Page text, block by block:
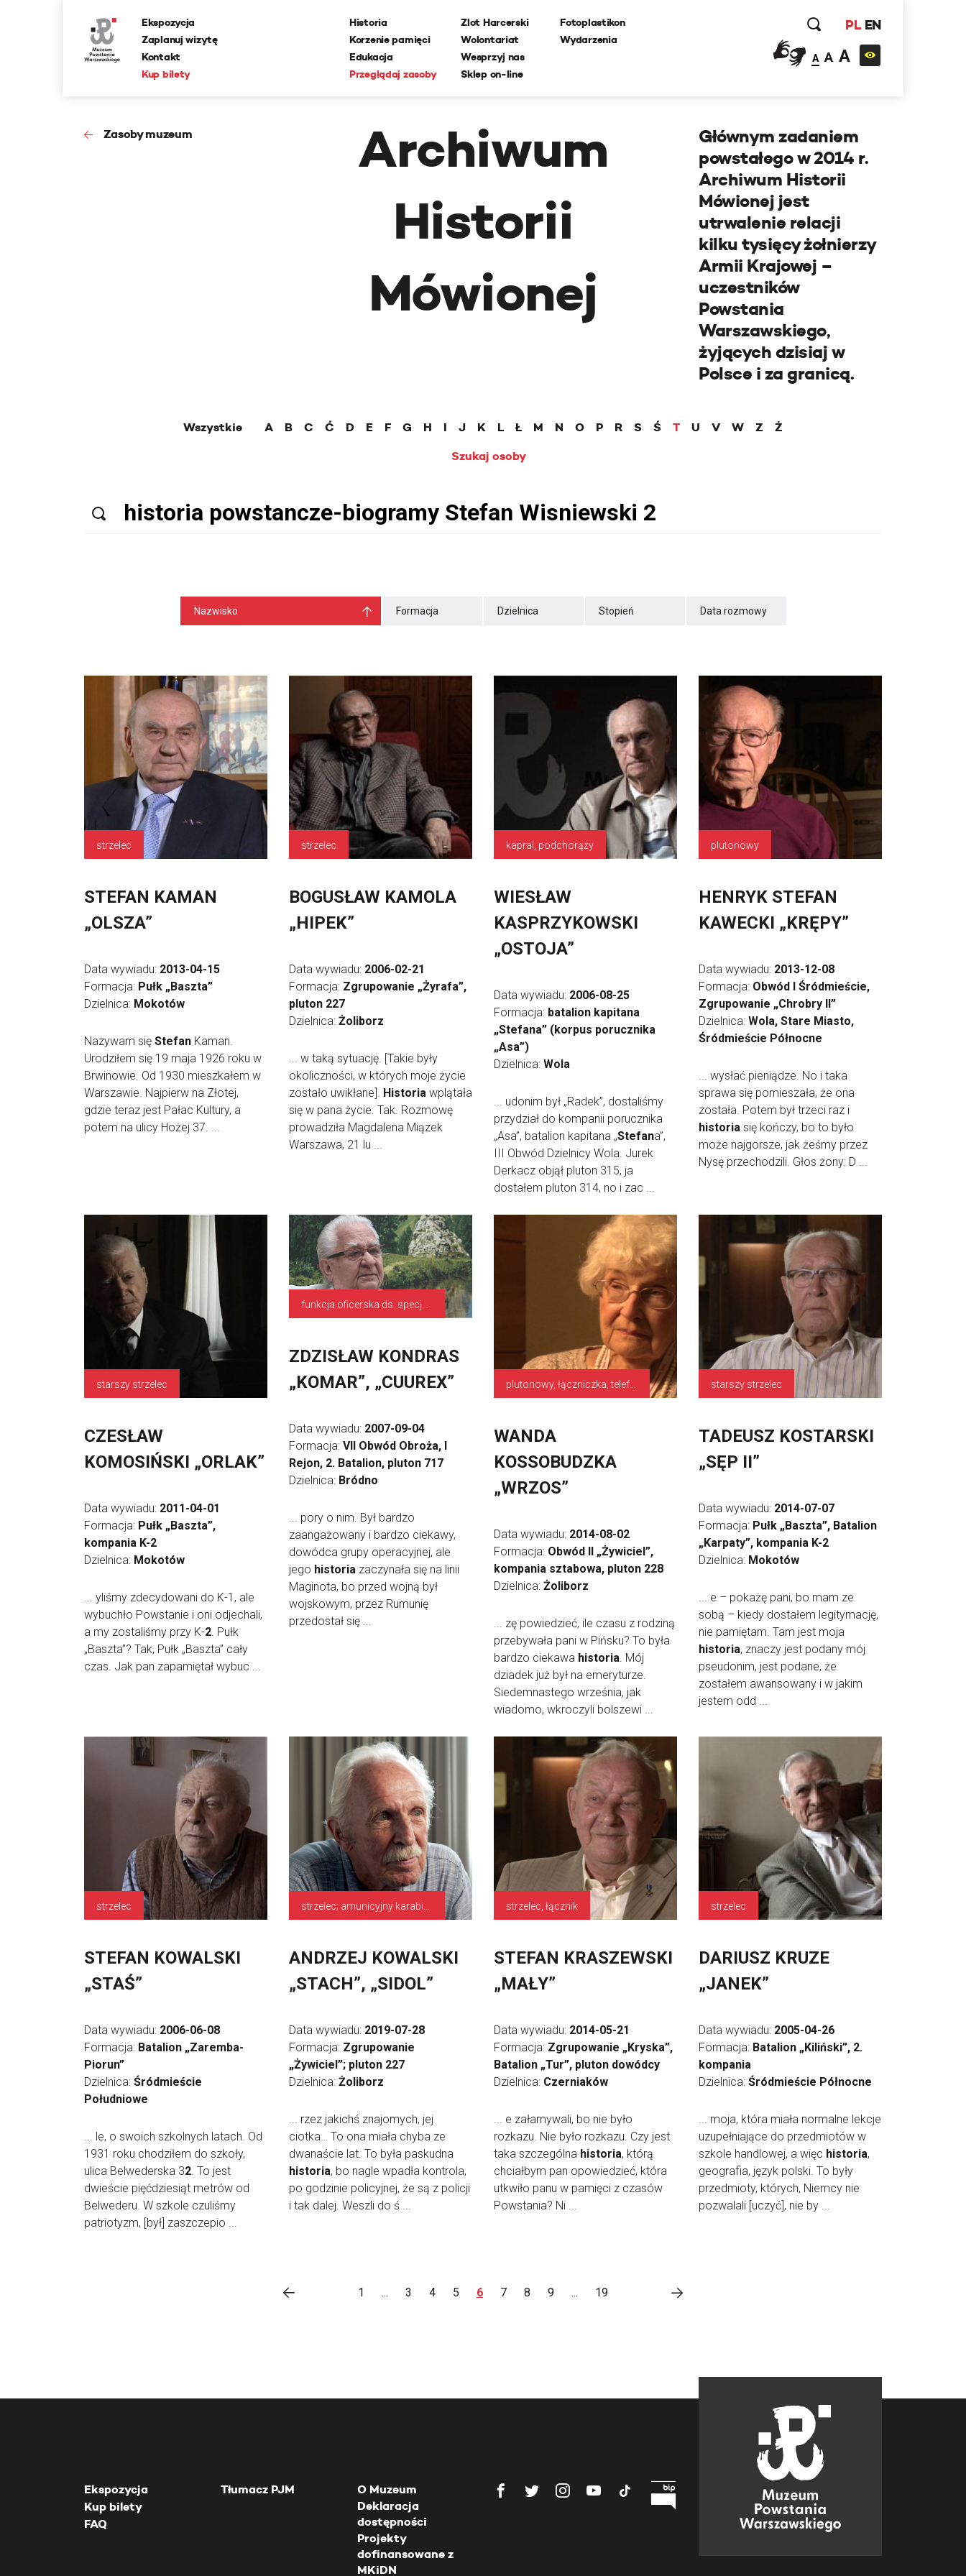
Ekspozycja
Zaplanuj wizytę
Kontakt
Kup bilety
Historia
Korzenie pamięci
Edukacja
Przeglądaj zasoby
Zlot Harcerski
Wolontariat
Wesprzyj nas
Sklep on-line
Fotoplastikon
Wydarzenia
PL EN
A A A
Zasoby muzeum
Archiwum
Historii
Mówionej
Głównym zadaniem
powstałego w 2014 r.
Archiwum Historii
Mówionej jest
utrwalenie relacji
kilku tysięcy żołnierzy
Armii Krajowej –
uczestników
Powstania
Warszawskiego,
żyjących dzisiaj w
Polsce i za granicą.
Wszystkie A B C Ć D E F G H I J K L Ł M N O P R S Ś T U V W Z
Ż
Szukaj osoby
Nazwisko Formacja Dzielnica Stopień Data rozmowy
strzelec
STEFAN KAMAN
„OLSZA”
Data wywiadu: 2013-04-15
Formacja: Pułk „Baszta”
Dzielnica: Mokotów
Nazywam się Stefan Kaman.
Urodziłem się 19 maja 1926 roku w
Brwinowie. Od 1930 mieszkałem w
Warszawie. Najpierw na Złotej,
gdzie teraz jest Pałac Kultury, a
potem na ulicy Hożej 37. ...
strzelec
BOGUSŁAW KAMOLA
„HIPEK”
Data wywiadu: 2006-02-21
Formacja: Zgrupowanie „Żyrafa”,
pluton 227
Dzielnica: Żoliborz
... w taką sytuację. [Takie były
okoliczności, w których moje życie
zostało uwikłane]. Historia wplątała
się w pana życie. Tak. Rozmowę
prowadziła Magdalena Miązek
Warszawa, 21 lu ...
kapral, podchorąży
WIESŁAW
KASPRZYKOWSKI
„OSTOJA”
Data wywiadu: 2006-08-25
Formacja: batalion kapitana
„Stefana” (korpus porucznika
„Asa”)
Dzielnica: Wola
... udonim był „Radek”, dostaliśmy
przydział do kompanii porucznika
„Asa”, batalion kapitana „Stefana”,
III Obwód Dzielnicy Wola. Jurek
Derkacz objął pluton 315, ja
dostałem pluton 314, no i zac ...
plutonowy
HENRYK STEFAN
KAWECKI „KRĘPY”
Data wywiadu: 2013-12-08
Formacja: Obwód I Śródmieście,
Zgrupowanie „Chrobry II”
Dzielnica: Wola, Stare Miasto,
Śródmieście Północne
... wysłać pieniądze. No i taka
sprawa się pomieszała, że ona
została. Potem był trzeci raz i
historia się kończy, bo to było
może najgorsze, jak żeśmy przez
Nysę przechodzili. Głos żony: D ...
starszy strzelec
CZESŁAW
KOMOSIŃSKI „ORLAK”
Data wywiadu: 2011-04-01
Formacja: Pułk „Baszta”,
kompania K-2
Dzielnica: Mokotów
... yliśmy zdecydowani do K-1, ale
wybuchło Powstanie i oni odjechali,
a my zostaliśmy przy K-2. Pułk
„Baszta”? Tak, Pułk „Baszta” cały
czas. Jak pan zapamiętał wybuc ...
ZDZISŁAW KONDRAS
„KOMAR”, „CUUREX”
Data wywiadu: 2007-09-04
Formacja: VII Obwód Obroża, I
Rejon, 2. Batalion, pluton 717
Dzielnica: Bródno
... pory o nim. Był bardzo
zaangażowany i bardzo ciekawy,
dowódca grupy operacyjnej, ale
jego historia zaczynała się na linii
Maginota, bo przed wojną był
wojskowym, przez Rumunię
przedostał się ...
WANDA
KOSSOBUDZKA
„WRZOS”
Data wywiadu: 2014-08-02
Formacja: Obwód II „Żywiciel”,
kompania sztabowa, pluton 228
Dzielnica: Żoliborz
... zę powiedzieć, ile czasu z rodziną
przebywała pani w Pińsku? To była
bardzo ciekawa historia. Mój
dziadek już był na emeryturze.
Siedemnastego września, jak
wiadomo, wkroczyli bolszewi ...
starszy strzelec
TADEUSZ KOSTARSKI
„SĘP II”
Data wywiadu: 2014-07-07
Formacja: Pułk „Baszta”, Batalion
„Karpaty”, kompania K-2
Dzielnica: Mokotów
... e – pokażę pani, bo mam ze
sobą – kiedy dostałem legitymację,
nie pamiętam. Tam jest moja
historia, znaczy jest podany mój
pseudonim, jest podane, że
zostałem awansowany i w jakim
jestem odd ...
strzelec
STEFAN KOWALSKI
„STAŚ”
Data wywiadu: 2006-06-08
Formacja: Batalion „Zaremba-
Piorun”
Dzielnica: Śródmieście
Południowe
... le, o swoich szkolnych latach. Od
1931 roku chodziłem do szkoły,
ulica Belwederska 32. To jest
dwieście pięćdziesiąt metrów od
Belwederu. W szkole czuliśmy
patriotyzm, [był] zaszczepio ...
ANDRZEJ KOWALSKI
„STACH”, „SIDOL”
Data wywiadu: 2019-07-28
Formacja: Zgrupowanie
„Żywiciel”; pluton 227
Dzielnica: Żoliborz
... rzez jakichś znajomych, jej
ciotka… To ona miała chyba ze
dwanaście lat. To była paskudna
historia, bo nagle wpadła kontrola,
po godzinie policyjnej, że są z policji
i tak dalej. Weszli do ś ...
strzelec, łącznik
STEFAN KRASZEWSKI
„MAŁY”
Data wywiadu: 2014-05-21
Formacja: Zgrupowanie „Kryska”,
Batalion „Tur”, pluton dowódcy
Dzielnica: Czerniaków
... e załamywali, bo nie było
rozkazu. Nie było rozkazu. Czy jest
taka szczególna historia, którą
chciałbym pan opowiedzieć, która
utkwiło panu w pamięci z czasów
Powstania? Ni ...
strzelec
DARIUSZ KRUZE
„JANEK”
Data wywiadu: 2005-04-26
Formacja: Batalion „Kiliński”, 2.
kompania
Dzielnica: Śródmieście Północne
... moja, która miała normalne lekcje
uzupełniające do przedmiotów w
szkole handlowej, a więc historia,
geografia, język polski. To były
przedmioty, których, Niemcy nie
pozwalali [uczyć], nie by ...
1 ... 3 4 5 6 7 8 9 ... 19
Ekspozycja
Kup bilety
FAQ
Tłumacz PJM
O Muzeum
Deklaracja
dostępności
Projekty
dofinansowane z
MKiDN